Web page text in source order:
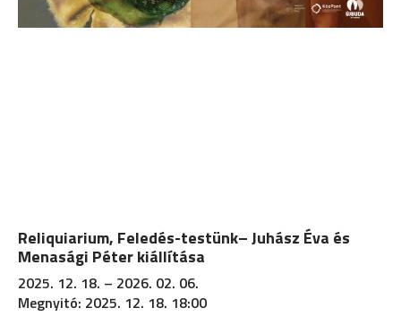
Reliquiarium, Feledés-testünk– Juhász Éva és
Menasági Péter kiállítása
2025. 12. 18. – 2026. 02. 06.
Megnyitó: 2025. 12. 18. 18:00